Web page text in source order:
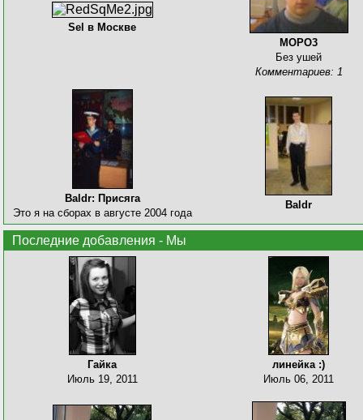
Sel в Москве
MOPO3
Без ушей
Комментариев: 1
Baldr: Присяга
Это я на сборах в августе 2004 года
Baldr
Последние добавления - Мы
Гайка
Июль 19, 2011
линейка :)
Июль 06, 2011